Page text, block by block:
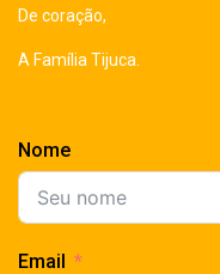
De coração,
A Família Tijuca.
Nome
Email